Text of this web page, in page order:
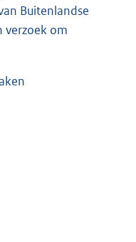
Buitenlandse
verzoek om